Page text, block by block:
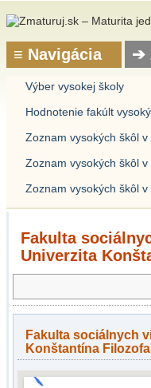
Výber vysokej školy
Hodnotenie fakúlt
Zoznam vysokých škôl
Zoznam vysokých škôl v
Zoznam vysokých škôl v
Fakulta
Univerzita
Fakulta sociálnych
Konštantína